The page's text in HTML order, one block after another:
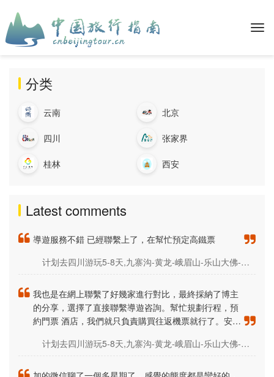
分类
云南 北京
四川 张家界
桂林 西安
Latest comments
導遊服務不錯 已經聯繫上了，在幫忙預定高鐵票
计划去四川游玩5-8天,九寨沟-黄龙-峨眉山-乐山大佛-熊猫基地-稻城亚丁,都很想去，该如何规划路线? 精品小团和自由行那个更舒适？求去过的朋友分享一下心得，有没有比较详细的图文旅行攻略推荐？谢谢
我也是在網上聯繫了好幾家進行對比，最終採納了博主
的分享，選擇了直接聯繫導遊咨詢。幫忙規劃行程，預
約門票 酒店，我們就只負責購買往返機票就行了。安排
那麽多套路，比自己安排的省錢省心，正規公司，有誠
看，安排合理。
计划去四川游玩5-8天,九寨沟-黄龙-峨眉山-乐山大佛-熊猫基地-稻城亚丁,都很想去，该如何规划路线? 精品小团和自由行那个更舒适？求去过的朋友分享一下心得，有没有比较详细的图文旅行攻略推荐？谢谢